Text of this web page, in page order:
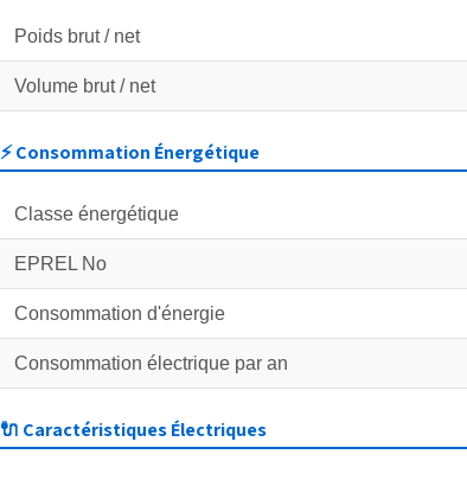
Poids brut / net
Volume brut / net
⚡ Consommation Énergétique
Classe énergétique
EPREL No
Consommation d'énergie
Consommation électrique par an
🔌 Caractéristiques Électriques